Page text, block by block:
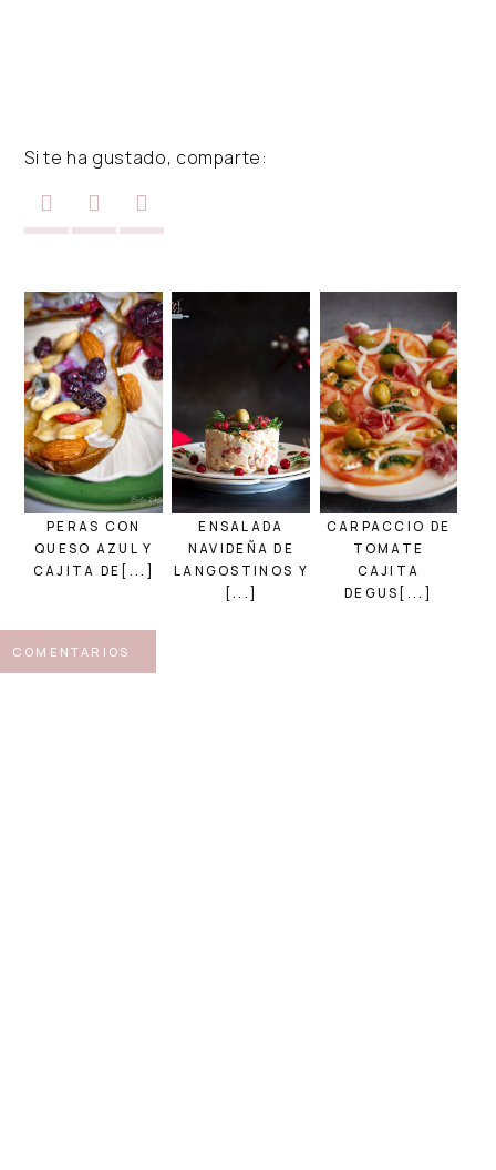
Si te ha gustado, comparte:
PERAS CON
QUESO AZUL Y
CAJITA DE[...]
ENSALADA
NAVIDEÑA DE
LANGOSTINOS Y
[...]
CARPACCIO DE
TOMATE
CAJITA
DEGUS[...]
COMENTARIOS